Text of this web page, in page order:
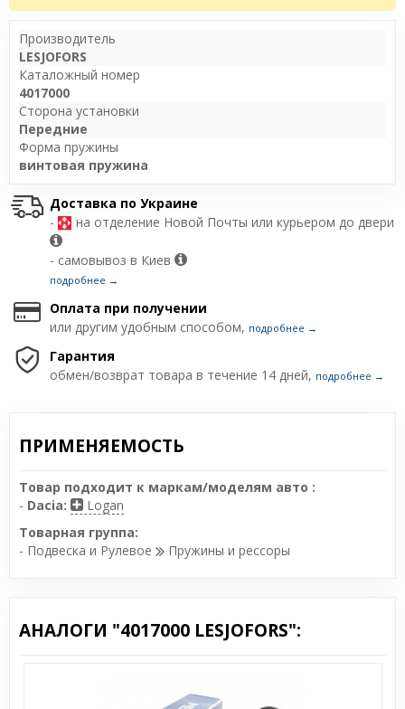
Производитель
LESJOFORS
Каталожный номер
4017000
Сторона установки
Передние
Форма пружины
винтовая пружина
Доставка по Украине
-
на отделение Новой Почты или курьером до двери
- самовывоз в Киев
подробнее →
Оплата при получении
или другим удобным способом, подробнее →
Гарантия
обмен/возврат товара в течение 14 дней, подробнее →
ПРИМЕНЯЕМОСТЬ
Товар подходит к маркам/моделям авто :
- Dacia:
Logan
Товарная группа:
- Подвеска и Рулевое
Пружины и рессоры
АНАЛОГИ "4017000 LESJOFORS":